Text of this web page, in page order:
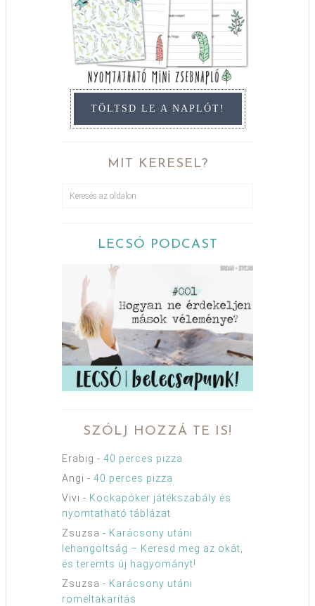
TÖLTSD LE A NAPLÓT!
MIT KERESEL?
LECSÓ PODCAST
SZÓLJ HOZZÁ TE IS!
Erabig - 40 perces pizza
Angi - 40 perces pizza
Vivi - Kockapóker játékszabály és
nyomtatható táblázat
Zsuzsa - Karácsony utáni
lehangoltság – Keresd meg az okát,
és teremts új hagyományt!
Zsuzsa - Karácsony utáni
romeltakarítás